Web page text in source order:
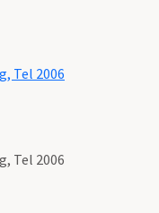
Tel 2006
Tel 2006